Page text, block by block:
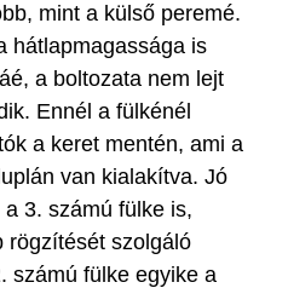
mint a külső peremé.
hátlapmagassága is
a boltozata nem lejt
Ennél a fülkénél
a keret mentén, ami a
van kialakítva. Jó
3. számú fülke is,
rögzítését szolgáló
számú fülke egyike a